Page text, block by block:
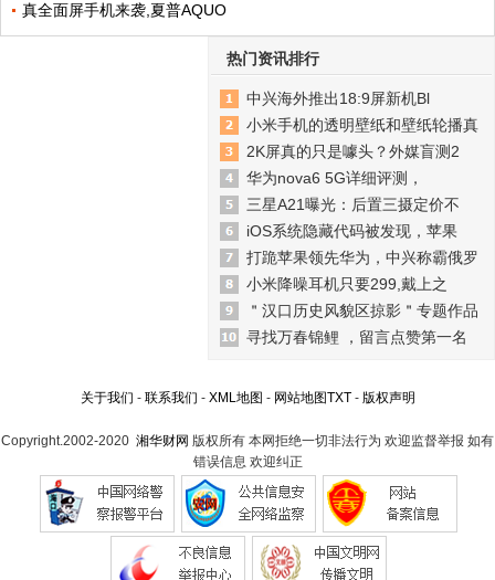
真全面屏手机来袭,夏普AQUO
热门资讯排行
中兴海外推出18:9屏新机Bl
小米手机的透明壁纸和壁纸轮播真
2K屏真的只是噱头？外媒盲测2
华为nova6 5G详细评测，
三星A21曝光：后置三摄定价不
iOS系统隐藏代码被发现，苹果
打跪苹果领先华为，中兴称霸俄罗
小米降噪耳机只要299,戴上之
＂汉口历史风貌区掠影＂专题作品
寻找万春锦鲤 ，留言点赞第一名
关于我们 - 联系我们 - XML地图 - 网站地图TXT- 版权声明
Copyright.2002-2020 湘华财网 版权所有 本网拒绝一切非法行为 欢迎监督举报 如有
错误信息 欢迎纠正